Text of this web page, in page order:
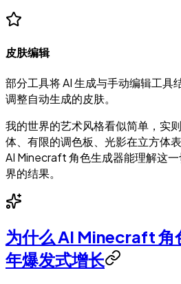
皮肤编辑
部分工具将 AI 生成与手动编辑工具
调整自动生成的皮肤。
我的世界的艺术风格看似简单，实
体、有限的调色板、光影在立方体
AI Minecraft 角色生成器能理解这
界的结果。
为什么 AI Minecraft 角
年爆发式增长